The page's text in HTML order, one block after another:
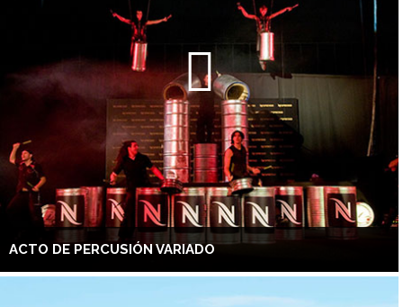
ACTO DE PERCUSIÓN VARIADO